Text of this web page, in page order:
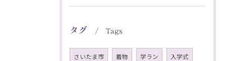
タグ Tags
さいたま市 着物 学ラン 入学式